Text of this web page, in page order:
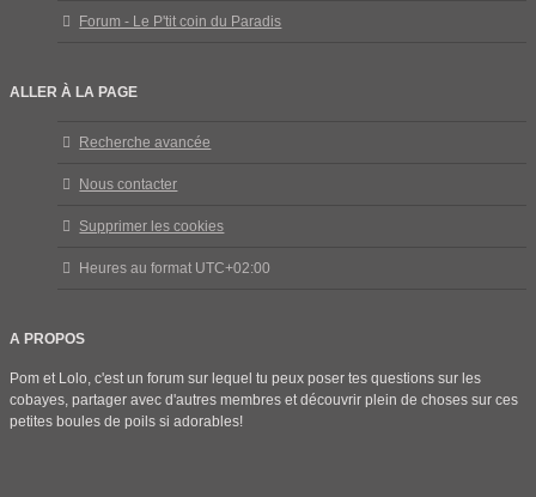
Forum - Le P'tit coin du Paradis
ALLER À LA PAGE
Recherche avancée
Nous contacter
Supprimer les cookies
Heures au format UTC+02:00
A PROPOS
Pom et Lolo, c'est un forum sur lequel tu peux poser tes questions sur les
cobayes, partager avec d'autres membres et découvrir plein de choses sur ces
petites boules de poils si adorables!